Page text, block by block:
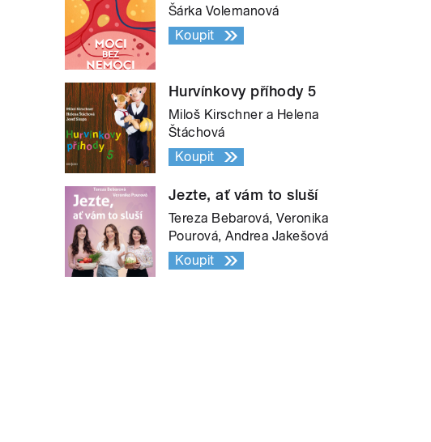
Šárka Volemanová
Koupit
Hurvínkovy příhody 5
Miloš Kirschner a Helena
Štáchová
Koupit
Jezte, ať vám to sluší
Tereza Bebarová, Veronika
Pourová, Andrea Jakešová
Koupit